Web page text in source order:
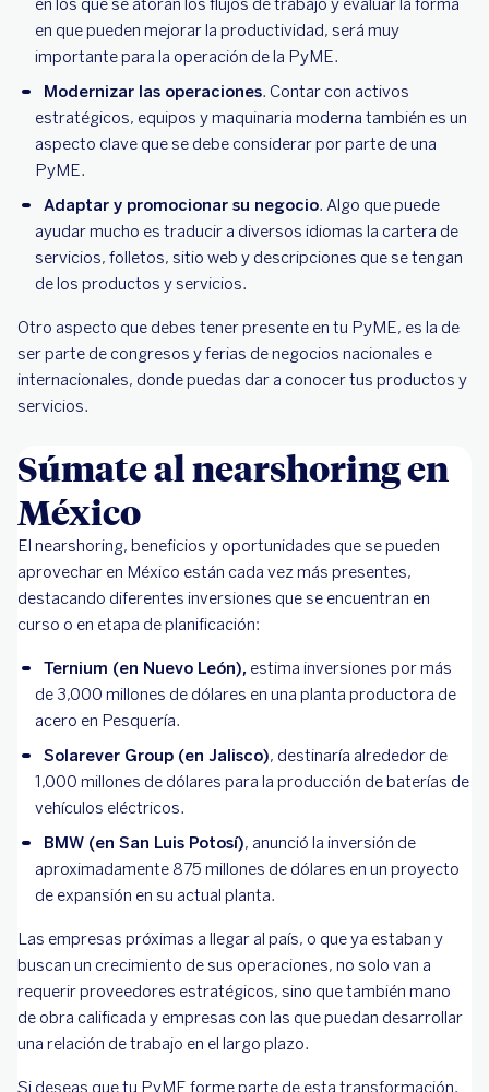
en los que se atoran los flujos de trabajo y evaluar la forma
en que pueden mejorar la productividad, será muy
importante para la operación de la PyME.
Modernizar las operaciones. Contar con activos
estratégicos, equipos y maquinaria moderna también es un
aspecto clave que se debe considerar por parte de una
PyME.
Adaptar y promocionar su negocio. Algo que puede
ayudar mucho es traducir a diversos idiomas la cartera de
servicios, folletos, sitio web y descripciones que se tengan
de los productos y servicios.
Otro aspecto que debes tener presente en tu PyME, es la de
ser parte de congresos y ferias de negocios nacionales e
internacionales, donde puedas dar a conocer tus productos y
servicios.
Súmate al nearshoring en
México
El nearshoring, beneficios y oportunidades que se pueden
aprovechar en México están cada vez más presentes,
destacando diferentes inversiones que se encuentran en
curso o en etapa de planificación:
Ternium (en Nuevo León), estima inversiones por más
de 3,000 millones de dólares en una planta productora de
acero en Pesquería.
Solarever Group (en Jalisco), destinaría alrededor de
1,000 millones de dólares para la producción de baterías de
vehículos eléctricos.
BMW (en San Luis Potosí), anunció la inversión de
aproximadamente 875 millones de dólares en un proyecto
de expansión en su actual planta.
Las empresas próximas a llegar al país, o que ya estaban y
buscan un crecimiento de sus operaciones, no solo van a
requerir proveedores estratégicos, sino que también mano
de obra calificada y empresas con las que puedan desarrollar
una relación de trabajo en el largo plazo.
Si deseas que tu PyME forme parte de esta transformación,